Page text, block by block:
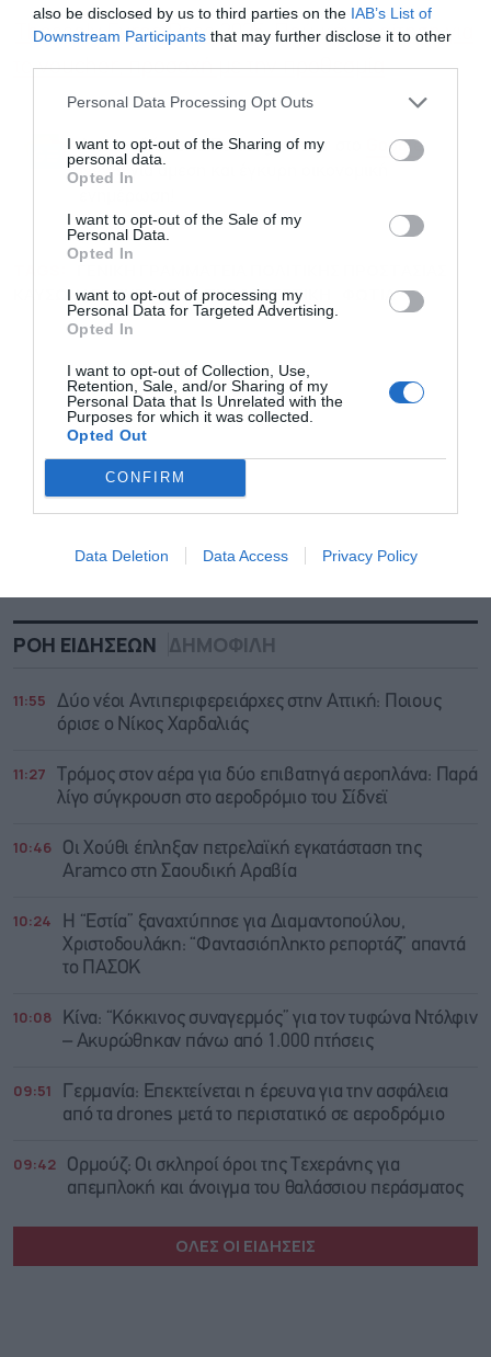
also be disclosed by us to third parties on the IAB’s List of
Downstream Participants that may further disclose it to other
Personal Data Processing Opt Outs
I want to opt-out of the Sharing of my
personal data.
Opted In
I want to opt-out of the Sale of my
Personal Data.
Opted In
I want to opt-out of processing my
Personal Data for Targeted Advertising.
Opted In
I want to opt-out of Collection, Use,
Retention, Sale, and/or Sharing of my
Personal Data that Is Unrelated with the
Purposes for which it was collected.
Opted Out
CONFIRM
Data Deletion Data Access Privacy Policy
Thessaly Evros Pass 2025: Πού κάνω αίτηση για
το voucher, προσοχή με την προθεσμία
Ακολουθήστε το Powergame.gr στο
Google
News για άμεση και έγκυρη οικονομική
ΓΕΝΙΚΗ ΓΡΑΜΜΑΤΕΙΑ ΠΟΛΙΤΙΚΗΣ ΠΡΟΣΤΑΣΙΑΣ
ΚΑΥΣΩΝΑΣ ΠΥΡΚΑΓΙΑ ΠΥΡΟΣΒΕΣΤΙΚΗ ΦΩΤΙΑ
ΡΟΗ ΕΙΔΗΣΕΩΝ ΔΗΜΟΦΙΛΗ
11:55
Δύο νέοι Αντιπεριφερειάρχες στην Αττική: Ποιους
όρισε ο Νίκος Χαρδαλιάς
11:27
Τρόμος στον αέρα για δύο επιβατηγά αεροπλάνα: Παρά
λίγο σύγκρουση στο αεροδρόμιο του Σίδνεϊ
10:46
Οι Χούθι έπληξαν πετρελαϊκή εγκατάσταση της
Aramco στη Σαουδική Αραβία
10:24
Η “Εστία” ξαναχτύπησε για Διαμαντοπούλου,
Χριστοδουλάκη: “Φαντασιόπληκτο ρεπορτάζ” απαντά
το ΠΑΣΟΚ
10:08
Κίνα: “Κόκκινος συναγερμός” για τον τυφώνα Ντόλφιν
– Ακυρώθηκαν πάνω από 1.000 πτήσεις
09:51
Γερμανία: Επεκτείνεται η έρευνα για την ασφάλεια
από τα drones μετά το περιστατικό σε αεροδρόμιο
09:42
Ορμούζ: Οι σκληροί όροι της Τεχεράνης για
απεμπλοκή και άνοιγμα του θαλάσσιου περάσματος
ΟΛΕΣ ΟΙ ΕΙΔΗΣΕΙΣ